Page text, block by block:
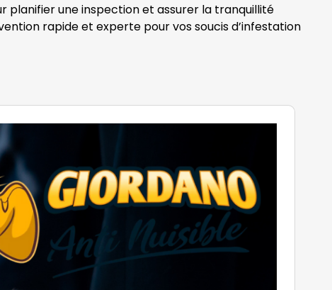
planifier une inspection et assurer la tranquillité
rapide et experte pour vos soucis d’infestation